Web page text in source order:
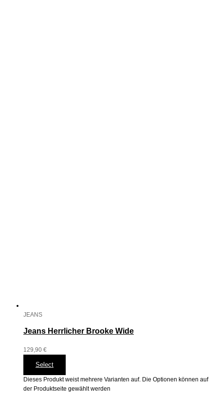
JEANS
Jeans Herrlicher Brooke Wide
129,90 €
Select
Dieses Produkt weist mehrere Varianten auf. Die Optionen können auf
der Produktseite gewählt werden